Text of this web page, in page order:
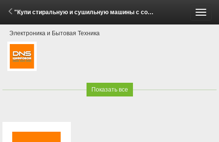
"Купи стиральную и сушильную машины с соединительным элементом Midea — получи скидку 20%!" (1 - 30 Июня 2026)
Электроника и Бытовая Техника
Показать все